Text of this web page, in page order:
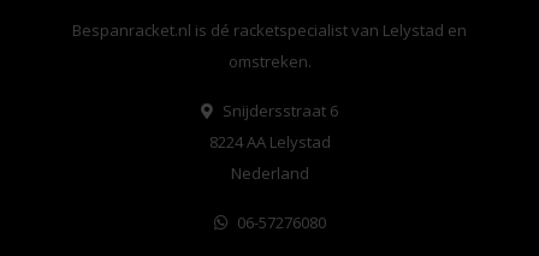
Bespanracket.nl is dé racketspecialist van Lelystad en
omstreken.
Snijdersstraat 6
8224 AA Lelystad
Nederland
06-57276080